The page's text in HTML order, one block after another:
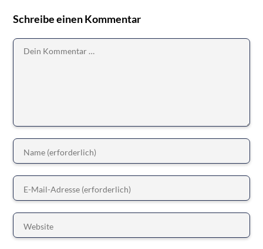
Schreibe einen Kommentar